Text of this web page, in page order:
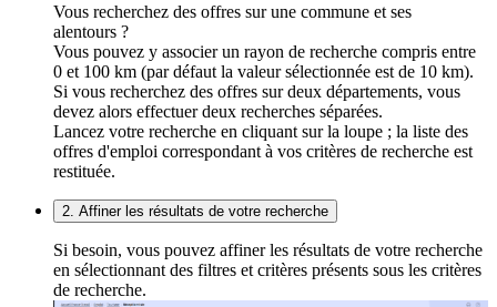
Vous recherchez des offres sur une commune et ses
alentours ?
Vous pouvez y associer un rayon de recherche compris entre
0 et 100 km (par défaut la valeur sélectionnée est de 10 km).
Si vous recherchez des offres sur deux départements, vous
devez alors effectuer deux recherches séparées.
Lancez votre recherche en cliquant sur la loupe ; la liste des
offres d'emploi correspondant à vos critères de recherche est
restituée.
2. Affiner les résultats de votre recherche
Si besoin, vous pouvez affiner les résultats de votre recherche
en sélectionnant des filtres et critères présents sous les critères
de recherche.